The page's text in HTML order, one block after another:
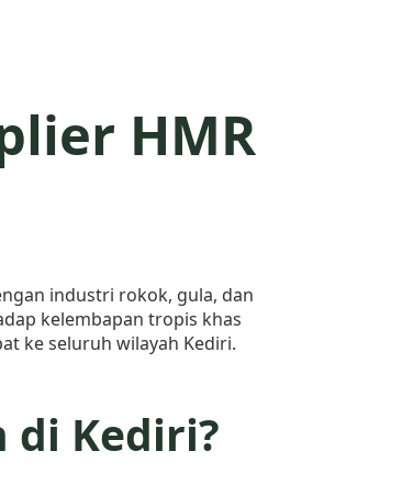
HMR
industri rokok, gula, dan
kelembapan tropis khas
ke seluruh wilayah Kediri.
di Kediri?